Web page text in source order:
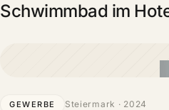
Schwimmbad im
GEWERBE Steiermark · 2024